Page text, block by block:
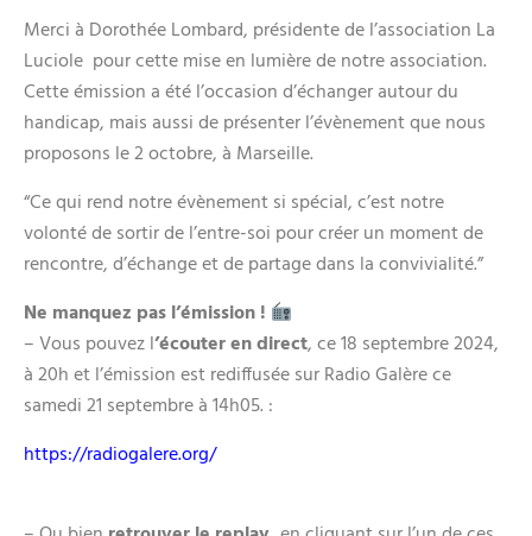
Merci à Dorothée Lombard, présidente de l’association La
Luciole pour cette mise en lumière de notre association.
Cette émission a été l’occasion d’échanger autour du
handicap, mais aussi de présenter l’évènement que nous
proposons le 2 octobre, à Marseille.
“Ce qui rend notre évènement si spécial, c’est notre
volonté de sortir de l’entre-soi pour créer un moment de
rencontre, d’échange et de partage dans la convivialité.”
Ne manquez pas l’émission !
– Vous pouvez l’écouter en direct, ce 18 septembre 2024,
à 20h et l’émission est rediffusée sur Radio Galère ce
samedi 21 septembre à 14h05. :
https://radiogalere.org/